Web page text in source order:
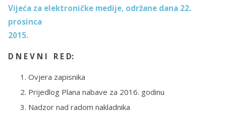
Vijeća za elektroničke medije, održane dana 22.
prosinca
2015.
D N E V N I R E D:
Ovjera zapisnika
Prijedlog Plana nabave za 2016. godinu
Nadzor nad radom nakladnika